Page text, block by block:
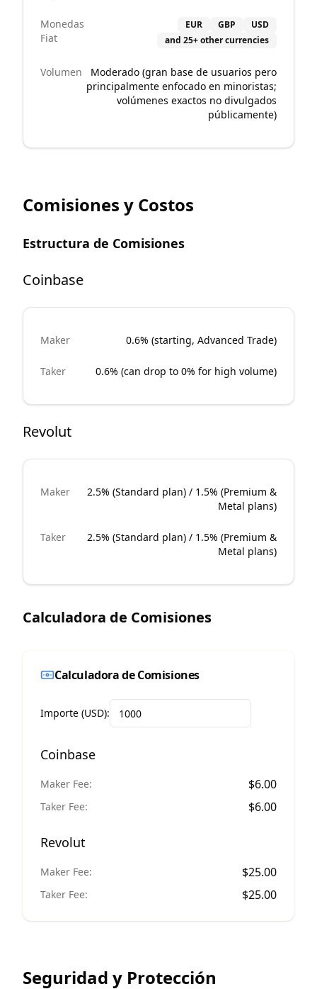
Monedas
Fiat
EUR GBP
USD
and 25+ other currencies
Volumen
Moderado (gran base de usuarios pero
principalmente enfocado en minoristas;
volúmenes exactos no divulgados
públicamente)
Comisiones y Costos
Estructura de Comisiones
Coinbase
Maker 0.6% (starting, Advanced Trade)
Taker 0.6% (can drop to 0% for high volume)
Revolut
Maker
2.5% (Standard plan) / 1.5% (Premium &
Metal plans)
Taker
2.5% (Standard plan) / 1.5% (Premium &
Metal plans)
Calculadora de Comisiones
Calculadora de Comisiones
Importe (USD):
Coinbase
Maker Fee: $6.00
Taker Fee: $6.00
Revolut
Maker Fee: $25.00
Taker Fee: $25.00
Seguridad y Protección